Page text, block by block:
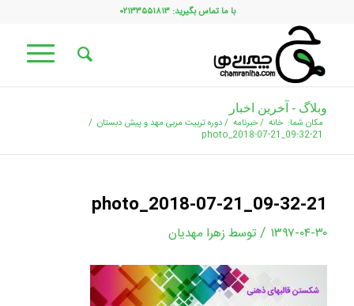
با ما تماس بگیرید: ۰۲۱۳۳۵۵۱۸۱۳
وبلاگ - آخرین اخبار
مکان شما: خانه /خبرنامه /دوره تربیت مربی مهد و پیش دبستان /
photo_2018-07-21_09-32-21
photo_2018-07-21_09-32-21
۱۳۹۷-۰۴-۳۰ / توسط زهرا مهدیان